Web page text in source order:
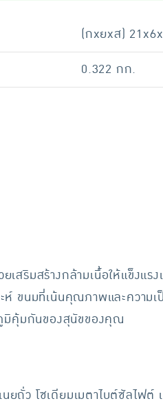
(กxยxส)
0.322 กก.
สริมสร้างกล้ามเนื้อให้แข็งแร
ห์ ขนมที่เน้นคุณภาพและความเ
ภูมิคุ้มกันของสุนัขของคุณ
ถั่ว โซเดียมเมตาไบต์ซัลไฟ